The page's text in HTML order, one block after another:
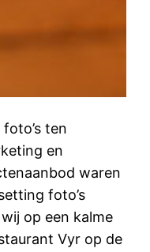
ten
en
waren
foto’s
op een kalme
Vyr op de